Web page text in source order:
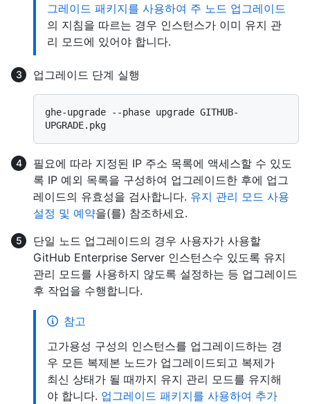
그레이드 패키지를 사용하여 주 노드 업그레이드
의 지침을 따르는 경우 인스턴스가 이미 유지 관
리 모드에 있어야 합니다.
업그레이드 단계 실행
ghe-upgrade --phase upgrade GITHUB-
필요에 따라 지정된 IP 주소 목록에 액세스할 수 있도
록 IP 예외 목록을 구성하여 업그레이드한 후에 업그
레이드의 유효성을 검사합니다. 유지 관리 모드 사용
설정 및 예약을(를) 참조하세요.
단일 노드 업그레이드의 경우 사용자가 사용할
GitHub Enterprise Server 인스턴스수 있도록 유지
관리 모드를 사용하지 않도록 설정하는 등 업그레이드
후 작업을 수행합니다.
참고
고가용성 구성의 인스턴스를 업그레이드하는 경
우 모든 복제본 노드가 업그레이드되고 복제가
최신 상태가 될 때까지 유지 관리 모드를 유지해
야 합니다. 업그레이드 패키지를 사용하여 추가